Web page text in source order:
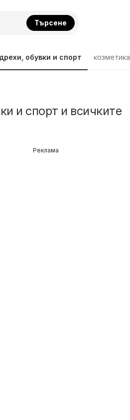
Търсене
дрехи, обувки и спорт козметика
и спорт и всичките
Реклама